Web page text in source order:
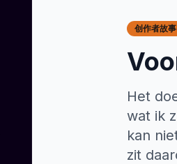
创作者故事
Het
wat ik
kan
zit